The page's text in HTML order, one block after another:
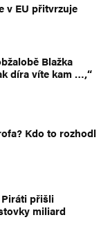
v EU přitvrzuje
Blažka
díra víte kam …,“
Kdo to rozhodl
Piráti přišli
miliard